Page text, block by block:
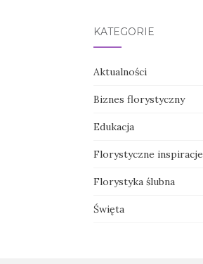
KATEGORIE
Aktualności
Biznes florystyczny
Edukacja
Florystyczne inspiracje
Florystyka ślubna
Święta